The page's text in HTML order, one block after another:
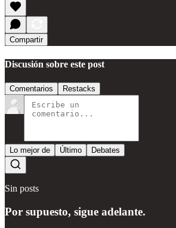
Compartir
Discusión sobre este post
Comentarios Restacks
Lo mejor de Último Debates
Sin posts
Por supuesto, sigue adelante.